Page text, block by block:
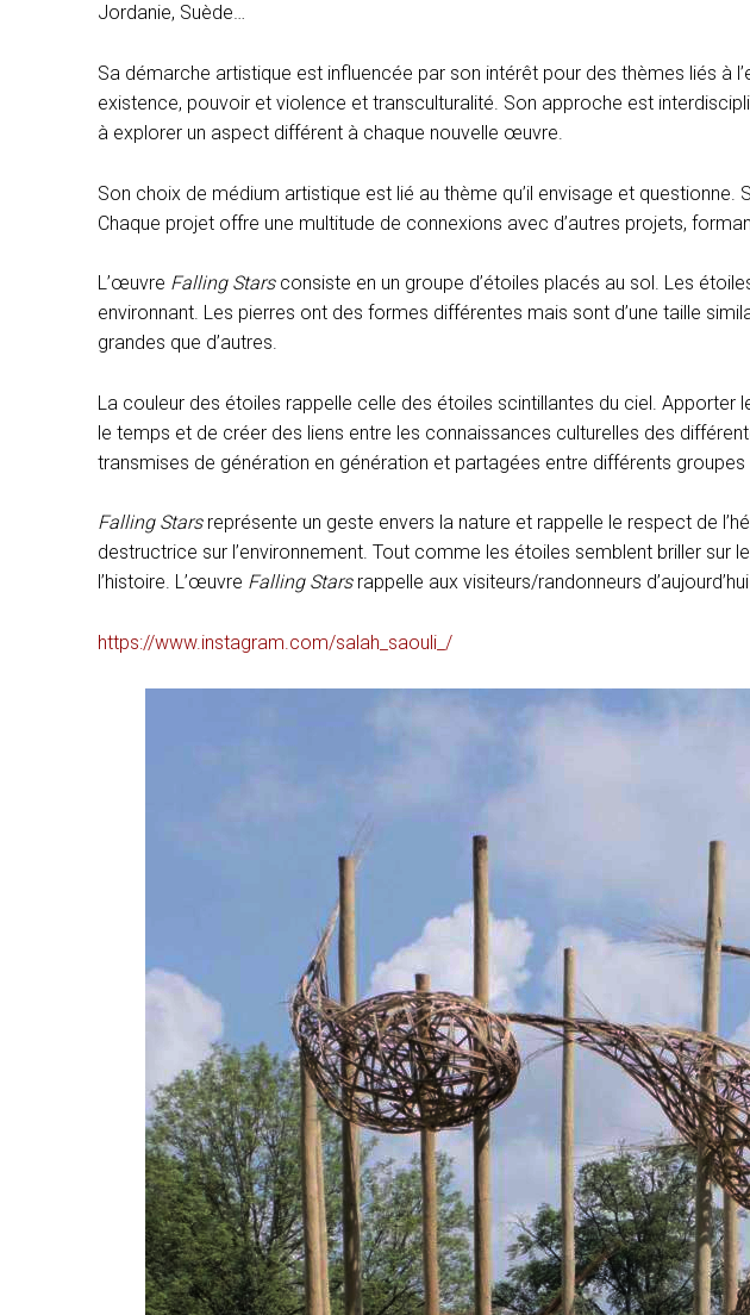
Jordanie, Suède…
Sa démarche artistique est influencée par son intérêt pour des thèmes liés à
existence, pouvoir et violence et transculturalité. Son approche est
à explorer un aspect différent à chaque nouvelle œuvre.
Son choix de médium artistique est lié au thème qu’il envisage et
Chaque projet offre une multitude de connexions avec d’autres projets,
L’œuvre Falling Starsconsiste en un groupe d’étoiles placés au sol. Les
environnant. Les pierres ont des formes différentes mais sont d’une taille
grandes que d’autres.
La couleur des étoiles rappelle celle des étoiles scintillantes du ciel.
le temps et de créer des liens entre les connaissances culturelles des
transmises de génération en génération et partagées entre différents groupes
Falling Starsreprésente un geste envers la nature et rappelle le respect de
destructrice sur l’environnement. Tout comme les étoiles semblent briller
l’histoire. L’œuvre Falling Starsrappelle aux visiteurs/randonneurs
https://www.instagram.com/salah_saouli_/